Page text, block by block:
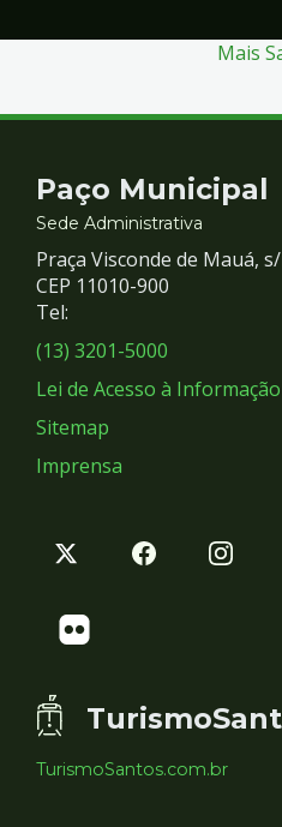
Mais
Contato
e
Redes
Sociais
Paço Municipal
Sede Administrativa
Praça Visconde de Mauá,
CEP 11010-900
Tel:
(13) 3201-5000
Lei de Acesso à Informação
Sitemap
Imprensa
TurismoSantos.com.br